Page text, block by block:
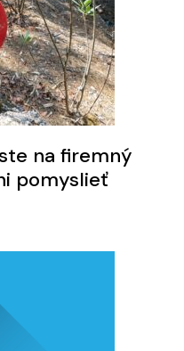
na firemný
pomyslieť